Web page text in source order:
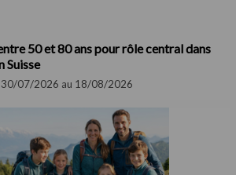
50 et 80 ans pour rôle central dans
Suisse
30/07/2026 au 18/08/2026